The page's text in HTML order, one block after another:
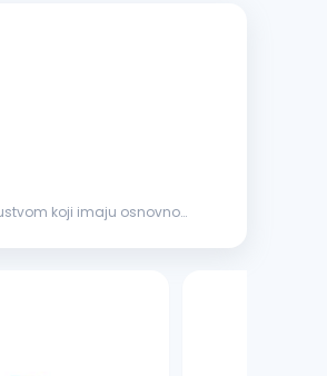
koji imaju osnovno